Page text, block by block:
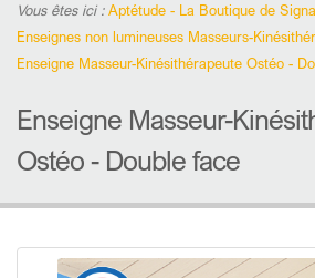
Vous êtes ici :Aptétude - La Boutique de
Enseignes non lumineuses Masseurs-
Enseigne Masseur-Kinésithérapeute Ostéo -
Enseigne Masseur-
Ostéo - Double face